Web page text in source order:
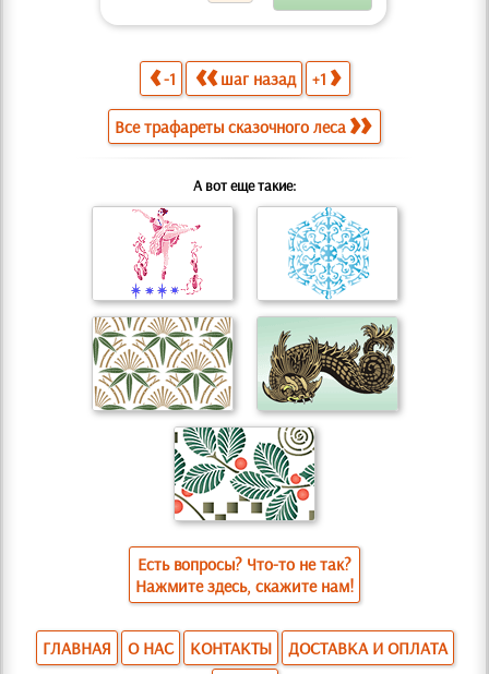
-1 шаг назад +1
Все трафареты сказочного леса
А вот еще такие:
Есть вопросы? Что-то не так?
Нажмите здесь, скажите нам!
ГЛАВНАЯ О НАС КОНТАКТЫ ДОСТАВКА И ОПЛАТА